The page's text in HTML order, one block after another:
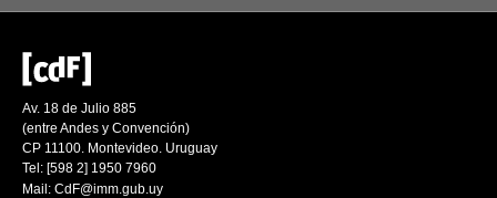
Av. 18 de Julio 885
(entre Andes y Convención)
CP 11100. Montevideo. Uruguay
Tel: [598 2] 1950 7960
Mail: CdF@imm.gub.uy